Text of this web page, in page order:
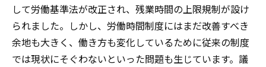
して労働基準法が改正され、残業時間の上限規制が設け
られました。しかし、労働時間制度にはまだ改善すべき
余地も大きく、働き方も変化しているために従来の制度
では現状にそぐわないといった問題も生じています。議